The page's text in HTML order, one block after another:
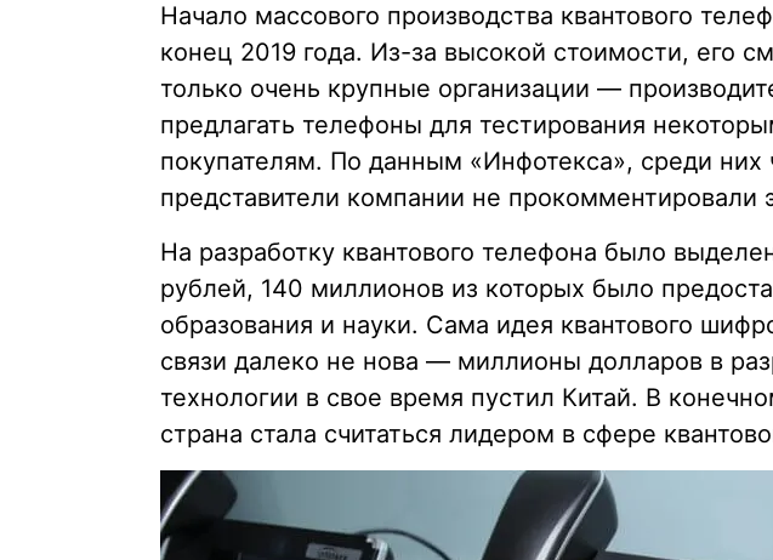
Начало массового производства квантового
конец 2019 года. Из-за высокой стоимости, его
только очень крупные организации —
предлагать телефоны для тестирования
покупателям. По данным «Инфотекса», среди них
представители компании не прокомментировали
На разработку квантового телефона было
рублей, 140 миллионов из которых было
образования и науки. Сама идея квантового
связи далеко не нова — миллионы долларов в
технологии в свое время пустил Китай. В
страна стала считаться лидером в сфере